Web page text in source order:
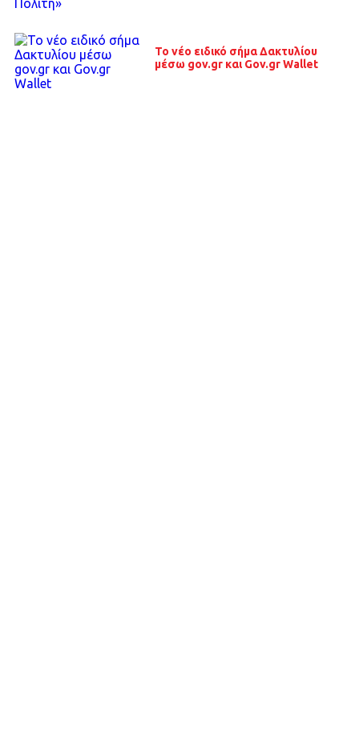
To νέο ειδικό σήμα Δακτυλίου
μέσω gov.gr και Gov.gr Wallet